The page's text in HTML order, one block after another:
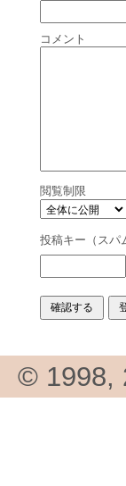
コメント
閲覧制限
投稿キー（スパ
© 1998,